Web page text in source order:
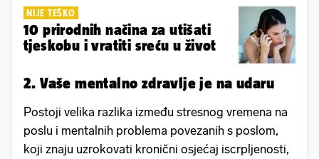
NIJE TEŠKO
10 prirodnih načina za utišati
tjeskobu i vratiti sreću u život
2. Vaše mentalno zdravlje je na udaru
Postoji velika razlika između stresnog vremena na
poslu i mentalnih problema povezanih s poslom,
koji znaju uzrokovati kronični osjećaj iscrpljenosti,